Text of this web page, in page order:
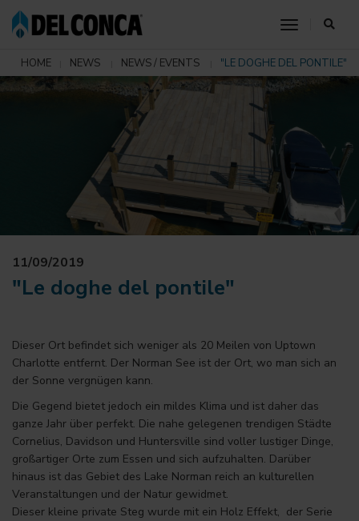
toggle
HOME NEWS NEWS / EVENTS "LE DOGHE DEL PONTILE"
11/09/2019
"Le doghe del pontile"
Dieser Ort befindet sich weniger als 20 Meilen von Uptown
Charlotte entfernt. Der Norman See ist der Ort, wo man sich an
der Sonne vergnügen kann.
Die Gegend bietet jedoch ein mildes Klima und ist daher das
ganze Jahr über perfekt. Die nahe gelegenen trendigen Städte
Cornelius, Davidson und Huntersville sind voller lustiger Dinge,
großartiger Orte zum Essen und sich aufzuhalten. Darüber
hinaus ist das Gebiet des Lake Norman reich an kulturellen
Veranstaltungen und der Natur gewidmet.
Dieser kleine private Steg wurde mit ein Holz Effekt, der Serie